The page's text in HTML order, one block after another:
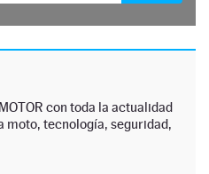
con toda la actualidad
moto, tecnología, seguridad,